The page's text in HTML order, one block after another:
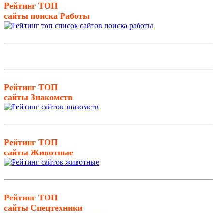
Рейтинг ТОП
сайты поиска Работы
Рейтинг ТОП
сайты Знакомств
Рейтинг ТОП
сайты Животные
Рейтинг ТОП
сайты Спецтехники